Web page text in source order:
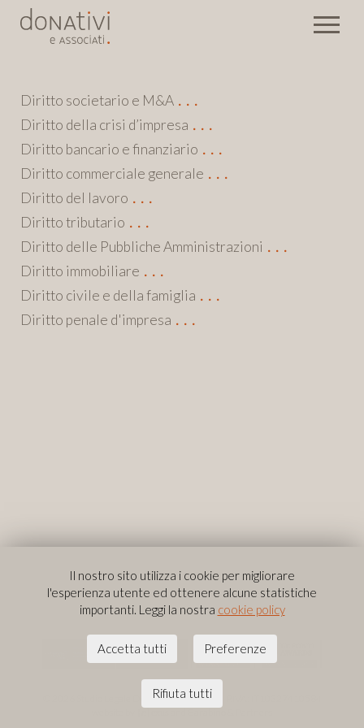
Diritto societario e M&A
Diritto della crisi d’impresa
Diritto bancario e finanziario
Diritto commerciale generale
Diritto del lavoro
Diritto tributario
Diritto delle Pubbliche Amministrazioni
Diritto immobiliare
Diritto civile e della famiglia
Diritto penale d'impresa
© 2026 Studio Legale Donativi e Associati
andBarabino & Partners
Il nostro sito utilizza i cookie per migliorare
l'esperienza utente ed ottenere alcune statistiche
importanti. Leggi la nostra cookie policy
Accetta tutti Preferenze
Rifiuta tutti